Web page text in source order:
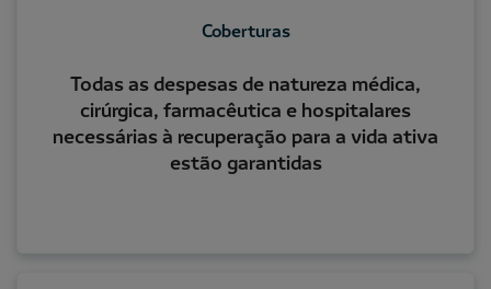
Coberturas
Todas as despesas de natureza médica,
cirúrgica, farmacêutica e hospitalares
necessárias à recuperação para a vida ativa
estão garantidas